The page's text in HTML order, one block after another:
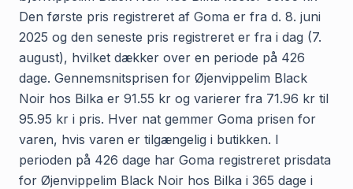
Den første pris registreret af Goma er fra d. 8. juni
2025 og den seneste pris registreret er fra i dag (7.
august), hvilket dækker over en periode på 426
dage. Gennemsnitsprisen for Øjenvippelim Black
Noir hos Bilka er 91.55 kr og varierer fra 71.96 kr til
95.95 kr i pris. Hver nat gemmer Goma prisen for
varen, hvis varen er tilgængelig i butikken. I
perioden på 426 dage har Goma registreret prisdata
for Øjenvippelim Black Noir hos Bilka i 365 dage i